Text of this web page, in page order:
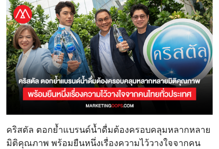
คริสตัล ตอกย้ำแบรนด์น้ำดื่มต้องครอบคลุมหลากหลาย
มิติคุณภาพ พร้อมยืนหนึ่งเรื่องความไว้วางใจจากคน